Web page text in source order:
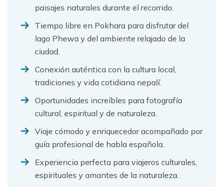
paisajes naturales durante el recorrido.
Tiempo libre en Pokhara para disfrutar del
lago Phewa y del ambiente relajado de la
ciudad.
Conexión auténtica con la cultura local,
tradiciones y vida cotidiana nepalí.
Oportunidades increíbles para fotografía
cultural, espiritual y de naturaleza.
Viaje cómodo y enriquecedor acompañado por
guía profesional de habla española.
Experiencia perfecta para viajeros culturales,
espirituales y amantes de la naturaleza.